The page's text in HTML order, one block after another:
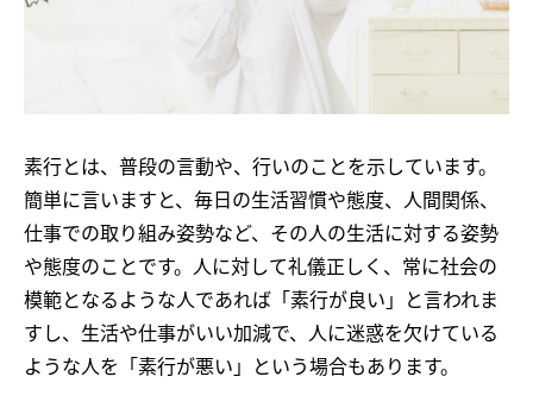
素行とは、普段の言動や、行いのことを示しています。
簡単に言いますと、毎日の生活習慣や態度、人間関係、
仕事での取り組み姿勢など、その人の生活に対する姿勢
や態度のことです。人に対して礼儀正しく、常に社会の
模範となるような人であれば「素行が良い」と言われま
すし、生活や仕事がいい加減で、人に迷惑を欠けている
ような人を「素行が悪い」という場合もあります。